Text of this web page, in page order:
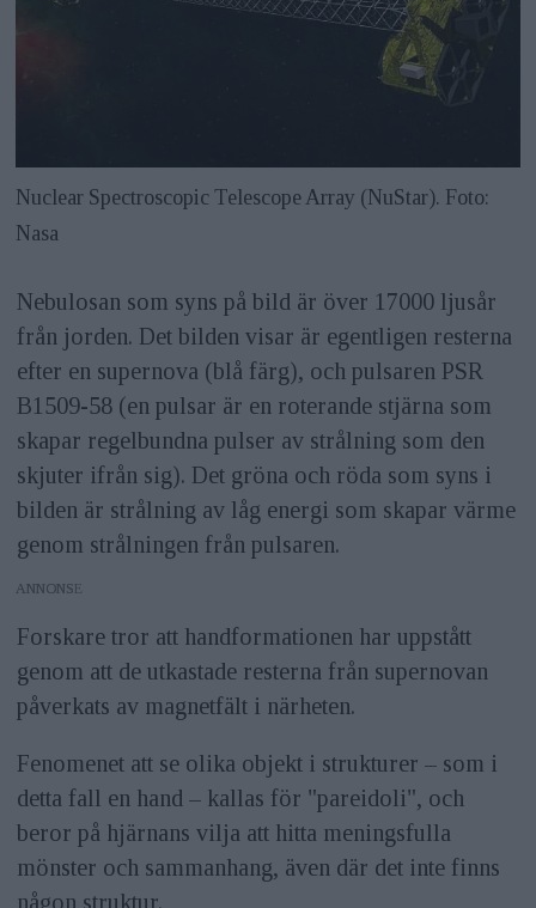
Nuclear Spectroscopic Telescope Array (NuStar). Foto:
Nasa
Nebulosan som syns på bild är över 17000 ljusår
från jorden. Det bilden visar är egentligen resterna
efter en supernova (blå färg), och pulsaren PSR
B1509-58 (en pulsar är en roterande stjärna som
skapar regelbundna pulser av strålning som den
skjuter ifrån sig). Det gröna och röda som syns i
bilden är strålning av låg energi som skapar värme
genom strålningen från pulsaren.
ANNONS
Forskare tror att handformationen har uppstått
genom att de utkastade resterna från supernovan
påverkats av magnetfält i närheten.
Fenomenet att se olika objekt i strukturer – som i
detta fall en hand – kallas för "pareidoli", och
beror på hjärnans vilja att hitta meningsfulla
mönster och sammanhang, även där det inte finns
någon struktur.